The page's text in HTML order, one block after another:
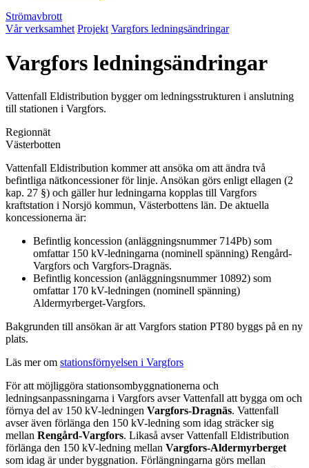
Strömavbrott
Vår verksamhet Projekt Vargfors ledningsändringar
Vargfors ledningsändringar
Vattenfall Eldistribution bygger om ledningsstrukturen i anslutning
till stationen i Vargfors.
Regionnät
Västerbotten
Vattenfall Eldistribution kommer att ansöka om att ändra två
befintliga nätkoncessioner för linje. Ansökan görs enligt ellagen (2
kap. 27 §) och gäller hur ledningarna kopplas till Vargfors
kraftstation i Norsjö kommun, Västerbottens län. De aktuella
koncessionerna är:
Befintlig koncession (anläggningsnummer 714Pb) som
omfattar 150 kV-ledningarna (nominell spänning) Rengård-
Vargfors och Vargfors-Dragnäs.
Befintlig koncession (anläggningsnummer 10892) som
omfattar 170 kV-ledningen (nominell spänning)
Aldermyrberget-Vargfors.
Bakgrunden till ansökan är att Vargfors station PT80 byggs på en ny
plats.
Läs mer om stationsförnyelsen i Vargfors
För att möjliggöra stationsombyggnationerna och
ledningsanpassningarna i Vargfors avser Vattenfall att bygga om och
förnya del av 150 kV-ledningen Vargfors-Dragnäs. Vattenfall
avser även förlänga den 150 kV-ledning som idag sträcker sig
mellan Rengård-Vargfors. Likaså avser Vattenfall Eldistribution
förlänga den 150 kV-ledning mellan Vargfors-Aldermyrberget
som idag är under byggnation. Förlängningarna görs mellan